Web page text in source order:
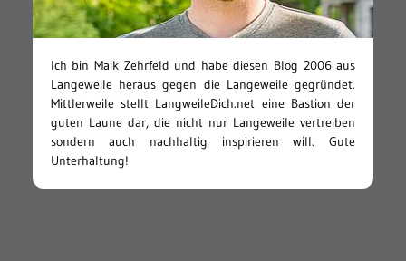
Ich bin Maik Zehrfeld und habe diesen Blog 2006 aus
Langeweile heraus gegen die Langeweile gegründet.
Mittlerweile stellt LangweileDich.net eine Bastion der
guten Laune dar, die nicht nur Langeweile vertreiben
sondern auch nachhaltig inspirieren will. Gute
Unterhaltung!